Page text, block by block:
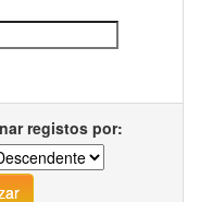
registos por: